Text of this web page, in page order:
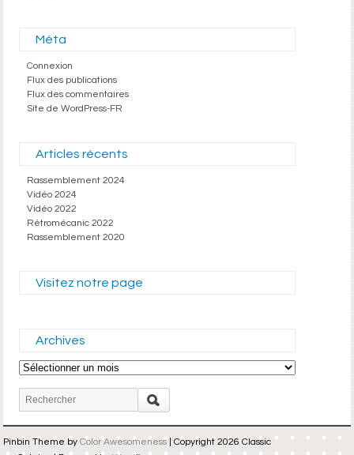
Méta
Connexion
Flux des publications
Flux des commentaires
Site de WordPress-FR
Articles récents
Rassemblement 2024
Vidéo 2024
Vidéo 2022
Rétromécanic 2022
Rassemblement 2020
Visitez notre page
Archives
Archives
Pinbin Theme by Color Awesomeness| Copyright 2026 Classic